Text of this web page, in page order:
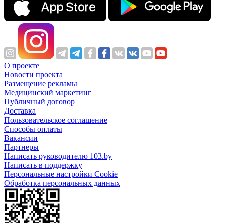
О проекте
Новости проекта
Размещение рекламы
Медицинский маркетинг
Публичный договор
Доставка
Пользовательское соглашение
Способы оплаты
Вакансии
Партнеры
Написать руководителю 103.by
Написать в поддержку
Персональные настройки Cookie
Обработка персональных данных